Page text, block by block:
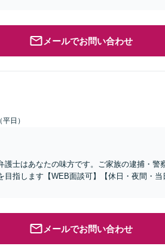
メールでお問い合わせ
日）
護士はあなたの味方です。ご家族の逮捕・警
指します【WEB面談可】【休日・夜間・当
メールでお問い合わせ